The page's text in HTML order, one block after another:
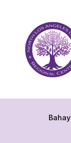
nilalaman
Bahay